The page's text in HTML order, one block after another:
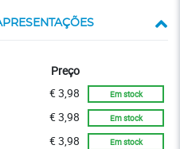
Preço
€ 3,98 Em stock
€ 3,98 Em stock
€ 3,98 Em stock